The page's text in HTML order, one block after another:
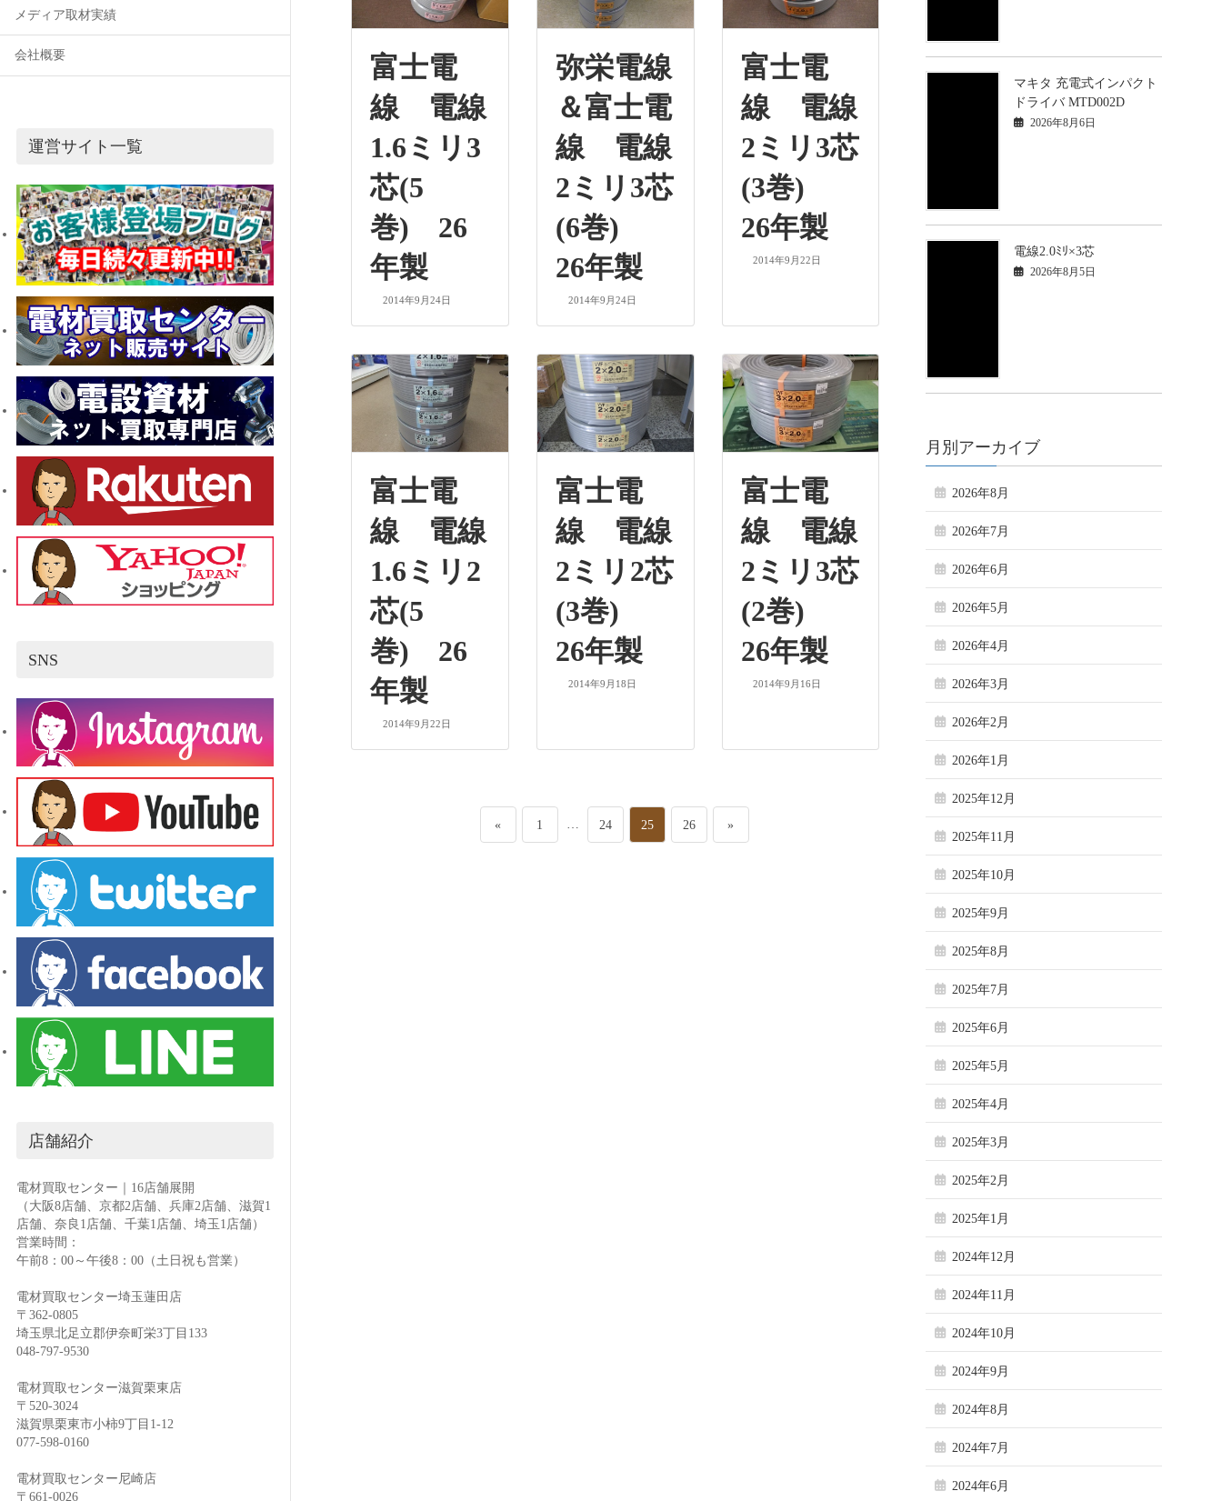
メディア取材実績
会社概要
運営サイト一覧
SNS
店舗紹介
電材買取センター｜16店舗展開
（大阪8店舗、京都2店舗、兵庫2店舗、滋賀1
店舗、奈良1店舗、千葉1店舗、埼玉1店舗）
営業時間：
午前8：00～午後8：00（土日祝も営業）
電材買取センター埼玉蓮田店
〒362-0805
埼玉県北足立郡伊奈町栄3丁目133
048-797-9530
電材買取センター滋賀栗東店
〒520-3024
滋賀県栗東市小柿9丁目1-12
077-598-0160
電材買取センター尼崎店
〒661-0026
富士電
線 電線
1.6ミリ3
芯(5
巻) 26
年製
2014年9月24日
弥栄電線
＆富士電
線 電線
2ミリ3芯
(6巻)
26年製
2014年9月24日
富士電
線 電線
2ミリ3芯
(3巻)
26年製
2014年9月22日
富士電
線 電線
1.6ミリ2
芯(5
巻) 26
年製
2014年9月22日
富士電
線 電線
2ミリ2芯
(3巻)
26年製
2014年9月18日
富士電
線 電線
2ミリ3芯
(2巻)
26年製
2014年9月16日
« ペ
1 … ペ
24 ペ
25 ペ
26 »
マキタ 充電式インパクト
ドライバ MTD002D
2026年8月6日
電線2.0ﾐﾘ×3芯
2026年8月5日
月別アーカイブ
2026年8月
2026年7月
2026年6月
2026年5月
2026年4月
2026年3月
2026年2月
2026年1月
2025年12月
2025年11月
2025年10月
2025年9月
2025年8月
2025年7月
2025年6月
2025年5月
2025年4月
2025年3月
2025年2月
2025年1月
2024年12月
2024年11月
2024年10月
2024年9月
2024年8月
2024年7月
2024年6月